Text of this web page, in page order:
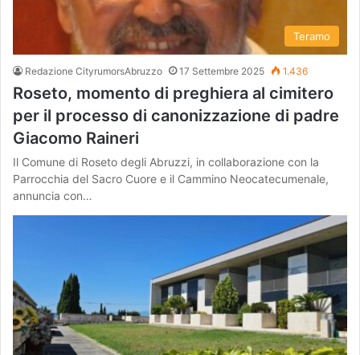
Teramo
Redazione CityrumorsAbruzzo 17 Settembre 2025 1.436
Roseto, momento di preghiera al cimitero
per il processo di canonizzazione di padre
Giacomo Raineri
Il Comune di Roseto degli Abruzzi, in collaborazione con la
Parrocchia del Sacro Cuore e il Cammino Neocatecumenale,
annuncia con…